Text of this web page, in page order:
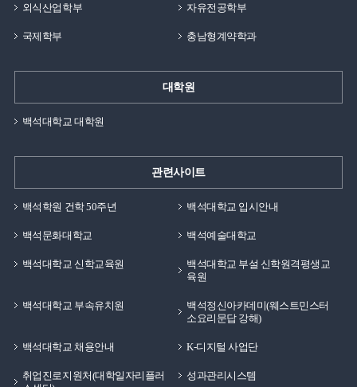
외식산업학부 자유전공학부
국제학부 충남형계약학과
대학원
백석대학교 대학원
관련사이트
백석학원 건학 50주년 백석대학교 입시안내
백석문화대학교 백석예술대학교
백석대학교 신학교육원
백석대학교 부설 신학원격평생교
육원
백석대학교 부속유치원
백석정신아카데미(웨스트민스터
소요리문답 강해)
백석대학교 채용안내 K-디지털 사업단
취업진로지원처(대학일자리플러
성과관리시스템